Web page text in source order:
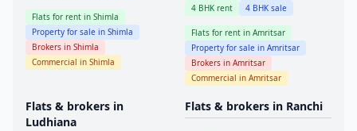
Flats for rent in Shimla
Property for sale in Shimla
Brokers in Shimla
Commercial in Shimla
4 BHK rent 4 BHK sale
Flats for rent in Amritsar
Property for sale in Amritsar
Brokers in Amritsar
Commercial in Amritsar
Flats & brokers in
Ludhiana
Flats & brokers in Ranchi